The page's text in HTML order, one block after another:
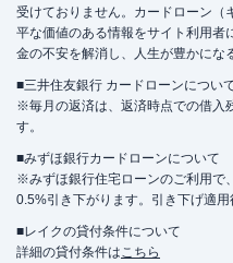
受けておりません。カードローン（
平な価値のある情報をサイト利用者
金の不安を解消し、人生が豊かにな
■三井住友銀行 カードローンについ
※毎月の返済は、返済時点での借入
す。
■みずほ銀行カードローンについて
※みずほ銀行住宅ローンのご利用で
0.5%引き下がります。引き下げ適
■レイクの貸付条件について
詳細の貸付条件はこちら